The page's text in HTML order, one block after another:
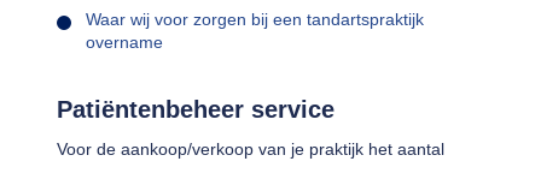
Waar wij voor zorgen bij een tandartspraktijk
overname
Patiëntenbeheer service
Voor de aankoop/verkoop van je praktijk het aantal